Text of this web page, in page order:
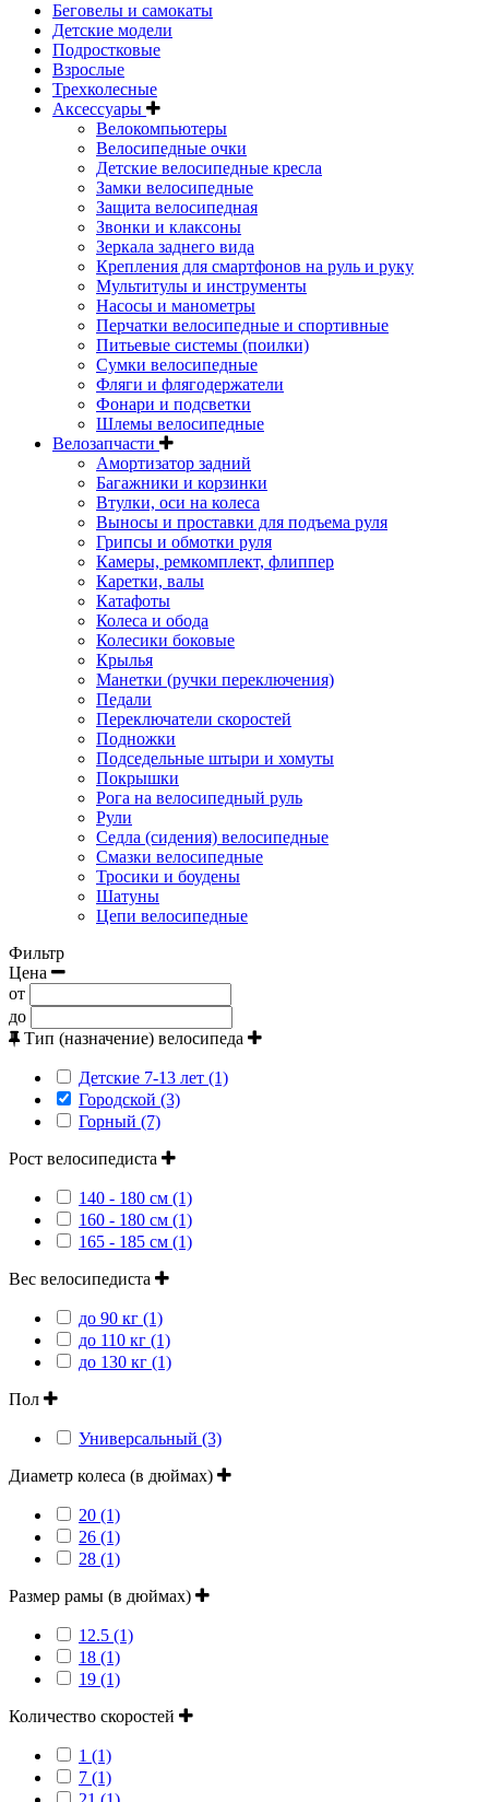
Беговелы и самокаты
Детские модели
Подростковые
Взрослые
Трехколесные
Аксессуары
Велокомпьютеры
Велосипедные очки
Детские велосипедные кресла
Замки велосипедные
Защита велосипедная
Звонки и клаксоны
Зеркала заднего вида
Крепления для смартфонов на руль и руку
Мультитулы и инструменты
Насосы и манометры
Перчатки велосипедные и спортивные
Питьевые системы (поилки)
Сумки велосипедные
Фляги и флягодержатели
Фонари и подсветки
Шлемы велосипедные
Велозапчасти
Амортизатор задний
Багажники и корзинки
Втулки, оси на колеса
Выносы и проставки для подъема руля
Грипсы и обмотки руля
Камеры, ремкомплект, флиппер
Каретки, валы
Катафоты
Колеса и обода
Колесики боковые
Крылья
Манетки (ручки переключения)
Педали
Переключатели скоростей
Подножки
Подседельные штыри и хомуты
Покрышки
Рога на велосипедный руль
Рули
Седла (сидения) велосипедные
Смазки велосипедные
Тросики и боудены
Шатуны
Цепи велосипедные
Фильтр
Цена
от
до
Тип (назначение) велосипеда
Детские 7-13 лет (1)
Городской (3)
Горный (7)
Рост велосипедиста
140 - 180 см (1)
160 - 180 см (1)
165 - 185 см (1)
Вес велосипедиста
до 90 кг (1)
до 110 кг (1)
до 130 кг (1)
Пол
Универсальный (3)
Диаметр колеса (в дюймах)
20 (1)
26 (1)
28 (1)
Размер рамы (в дюймах)
12.5 (1)
18 (1)
19 (1)
Количество скоростей
1 (1)
7 (1)